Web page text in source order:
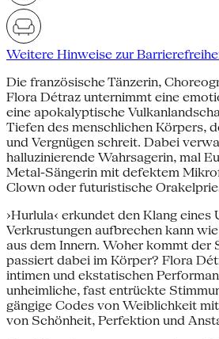
Weitere Hinweise zur
Die französische Tänzerin,
Flora Détraz unternimmt eine
eine apokalyptische
Tiefen des menschlichen Körpers,
und Vergnügen schreit. Dabei
halluzinierende Wahrsagerin, mal
Metal-Sängerin mit defektem
Clown oder futuristische
›Hurlula‹ erkundet den Klang
Verkrustungen aufbrechen kann
aus dem Innern. Woher kommt der
passiert dabei im Körper? Flora
intimen und ekstatischen
unheimliche, fast entrückte
gängige Codes von Weiblichkeit
von Schönheit, Perfektion und